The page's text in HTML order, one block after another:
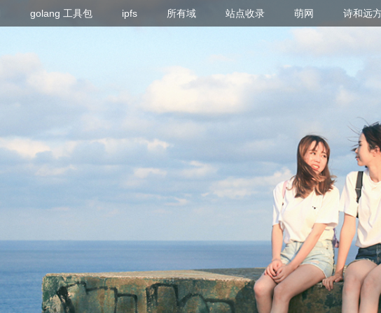
golang 工具包 ipfs 所有域 站点收录 萌网 诗和远